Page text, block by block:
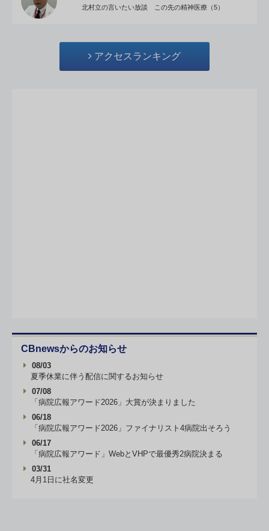
北村立の言いたい放談 この先の精神医療（5）
アクセスランキング
CBnewsからのお知らせ
08/03
夏季休業に伴う配信に関するお知らせ
07/08
「病院広報アワード2026」大賞が決まりました
06/18
「病院広報アワード2026」ファイナリスト4病院出そろう
06/17
「病院広報アワード」WebとVHPで最優秀2病院決まる
03/31
4月1日に社名変更